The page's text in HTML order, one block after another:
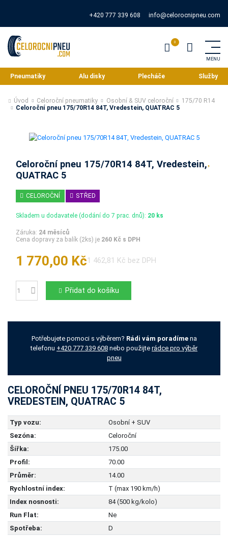
+420 777 339 608 info@celorocnipneu.com
Pneumatiky Alu disky Plecháče Služby
Úvod Celoroční pneumatiky Osobní & SUV celoroční
175/70 R14
Celoroční pneu 175/70R14 84T, Vredestein, QUATRAC 5
Celoroční pneu 175/70R14 84T, Vredestein,
QUATRAC 5
CELOROČNÍ STŘED
Skladem u dodavatele (dodání do 7 prac. dnů): 20 ks
Záruka: 24 měsíců
Cena dopravy za balík (2ks) je 260 Kč s DPH
1 770,00 Kč1 462,81 Kč bez DPH
Počet Přidat do košíku
Potřebujete pomoci s výběrem? Rádi vám poradímena
telefonu +420 777 339 608 nebo použijte rádce pro výběr
pneu
CELOROČNÍ PNEU 175/70R14 84T,
VREDESTEIN, QUATRAC 5
Typ vozu:
Osobní + SUV
Sezóna:
Celoroční
Šířka:
175.00
Profil:
70.00
Průměr:
14.00
Rychlostní index:
T (max 190 km/h)
Index nosnosti:
84 (500 kg/kolo)
Run Flat:
Ne
Spotřeba:
D